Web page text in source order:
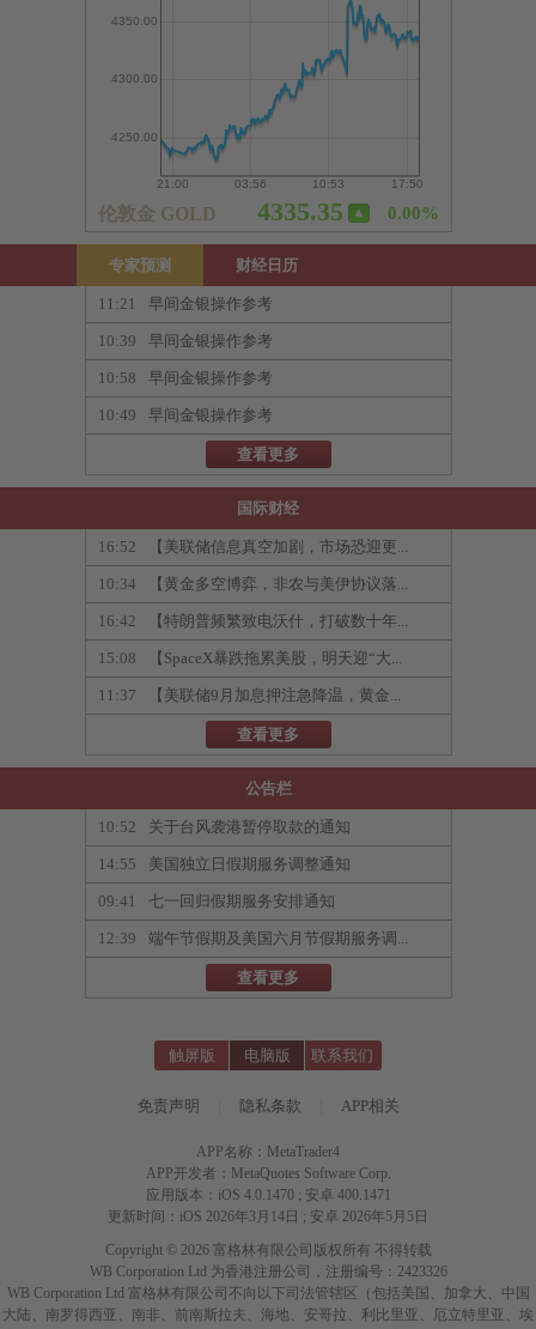
专家预测 财经日历
11:21 早间金银操作参考
10:39 早间金银操作参考
10:58 早间金银操作参考
10:49 早间金银操作参考
查看更多
国际财经
16:52 【美联储信息真空加剧，市场恐迎更...
10:34 【黄金多空博弈，非农与美伊协议落...
16:42 【特朗普频繁致电沃什，打破数十年...
15:08 【SpaceX暴跌拖累美股，明天迎“大...
11:37 【美联储9月加息押注急降温，黄金...
查看更多
公告栏
10:52 关于台风袭港暂停取款的通知
14:55 美国独立日假期服务调整通知
09:41 七一回归假期服务安排通知
12:39 端午节假期及美国六月节假期服务调...
查看更多
触屏版 电脑版 联系我们
免责声明 隐私条款 APP相关
APP名称：MetaTrader4
APP开发者：MetaQuotes Software Corp.
应用版本：iOS 4.0.1470 ; 安卓 400.1471
更新时间：iOS 2026年3月14日 ; 安卓 2026年5月5日
Copyright © 2026 富格林有限公司版权所有 不得转载
WB Corporation Ltd 为香港注册公司，注册编号：2423326
WB Corporation Ltd 富格林有限公司不向以下司法管辖区（包括美国、加拿大、中国
大陆、南罗得西亚、南非、前南斯拉夫、海地、安哥拉、利比里亚、厄立特里亚、埃